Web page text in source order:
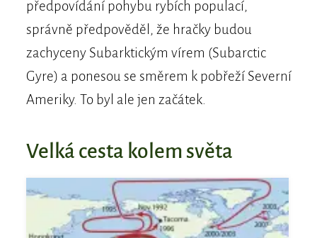
předpovídání pohybu rybích populací,
správně předpověděl, že hračky budou
zachyceny Subarktickým vírem (Subarctic
Gyre) a ponesou se směrem k pobřeží Severní
Ameriky. To byl ale jen začátek.
Velká cesta kolem světa